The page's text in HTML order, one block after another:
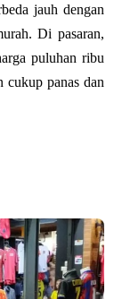
jauh dengan
Di pasaran,
puluhan ribu
cukup panas dan